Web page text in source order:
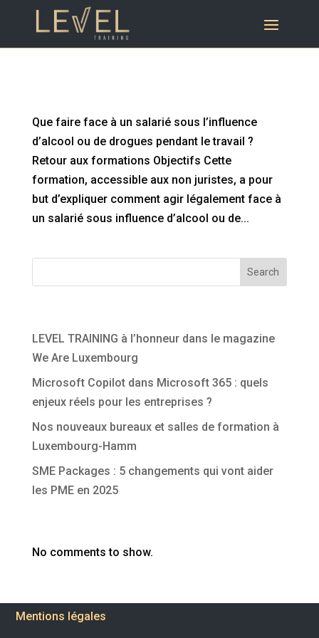
Que faire face à un salarié sous l’influence
d’alcool ou de drogues pendant le travail ?
Retour aux formations Objectifs Cette
formation, accessible aux non juristes, a pour
but d’expliquer comment agir légalement face à
un salarié sous influence d’alcool ou de...
Search
LEVEL TRAINING à l’honneur dans le magazine
We Are Luxembourg
Microsoft Copilot dans Microsoft 365 : quels
enjeux réels pour les entreprises ?
Nos nouveaux bureaux et salles de formation à
Luxembourg-Hamm
SME Packages : 5 changements qui vont aider
les PME en 2025
No comments to show.
Mentions légales